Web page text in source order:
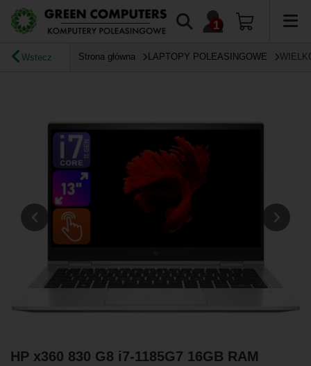
Wstecz Strona główna LAPTOPY POLEASINGOWE
HP x360 830 G8 i7-1185G7 16GB RAM